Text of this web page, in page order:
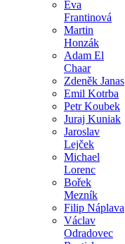
Eva
Frantinová
Martin
Honzák
Adam El
Chaar
Zdeněk Janas
Emil Kotrba
Petr Koubek
Juraj Kuniak
Jaroslav
Lejček
Michael
Lorenc
Bořek
Mezník
Filip Náplava
Václav
Odradovec